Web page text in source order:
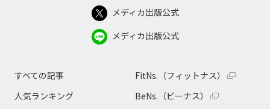
メディカ出版公式
メディカ出版公式
すべての記事
人気ランキング
FitNs.（フィットナス）
BeNs.（ビーナス）